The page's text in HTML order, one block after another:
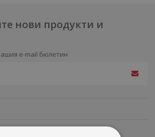
нови продукти и
e-mail бюлетин